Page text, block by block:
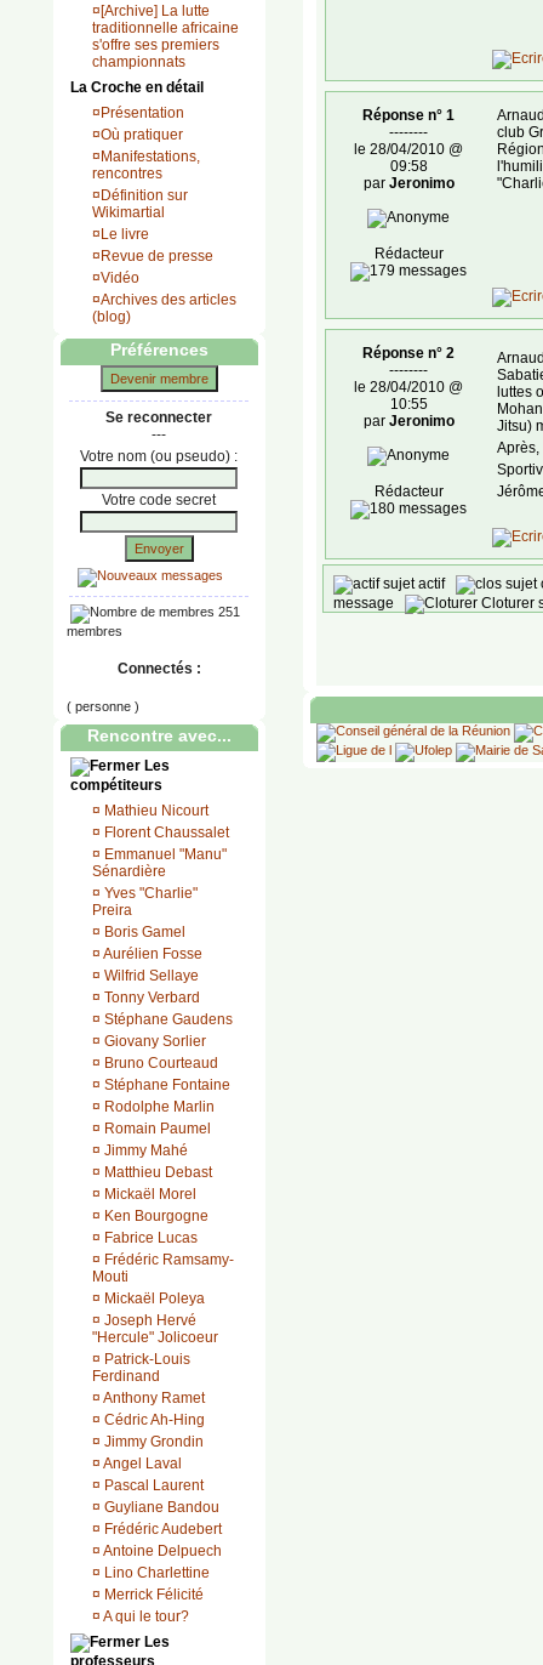
¤[Archive] La lutte
traditionnelle africaine
s'offre ses premiers
championnats
La Croche en détail
¤ Présentation
¤Où pratiquer
¤ Manifestations,
rencontres
¤ Définition sur
Wikimartial
¤ Le livre
¤ Revue de presse
¤Vidéo
¤Archives des articles
(blog)
Préférences
Devenir membre
Se reconnecter
---
Votre nom (ou pseudo) :
Votre code secret
Envoyer
251
membres
Connectés :
( personne )
Rencontre avec...
Les
compétiteurs
¤ Mathieu Nicourt
¤ Florent Chaussalet
¤ Emmanuel "Manu"
Sénardière
¤ Yves "Charlie"
Preira
¤ Boris Gamel
¤ Aurélien Fosse
¤ Wilfrid Sellaye
¤ Tonny Verbard
¤ Stéphane Gaudens
¤ Giovany Sorlier
¤ Bruno Courteaud
¤ Stéphane Fontaine
¤ Rodolphe Marlin
¤ Romain Paumel
¤ Jimmy Mahé
¤ Matthieu Debast
¤ Mickaël Morel
¤ Ken Bourgogne
¤ Fabrice Lucas
¤ Frédéric Ramsamy-
Mouti
¤ Mickaël Poleya
¤ Joseph Hervé
"Hercule" Jolicoeur
¤ Patrick-Louis
Ferdinand
¤ Anthony Ramet
¤ Cédric Ah-Hing
¤ Jimmy Grondin
¤ Angel Laval
¤ Pascal Laurent
¤ Guyliane Bandou
¤ Frédéric Audebert
¤ Antoine Delpuech
¤ Lino Charlettine
¤ Merrick Félicité
¤ A qui le tour?
Les
professeurs
Réponse n° 1
--------
le 28/04/2010 @
09:58
par Jeronimo
Rédacteur
club
Réponse n° 2
--------
le 28/04/2010 @
10:55
par Jeronimo
Rédacteur
luttes
Jitsu)
Après,
sujet actif
message